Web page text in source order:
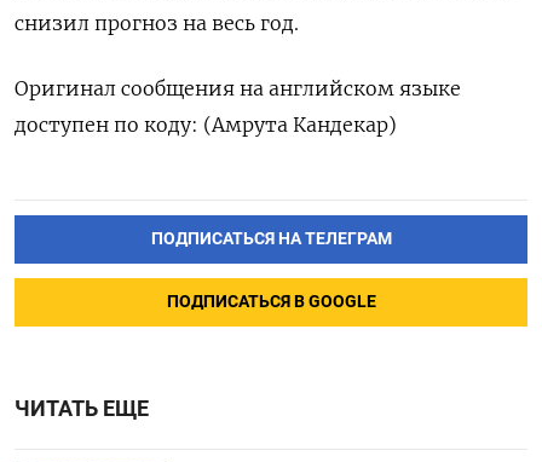
снизил прогноз на весь год.
Оригинал сообщения на английском языке
доступен по коду: (Амрута Кандекар)
ПОДПИСАТЬСЯ НА ТЕЛЕГРАМ
ПОДПИСАТЬСЯ В GOOGLE
ЧИТАТЬ ЕЩЕ